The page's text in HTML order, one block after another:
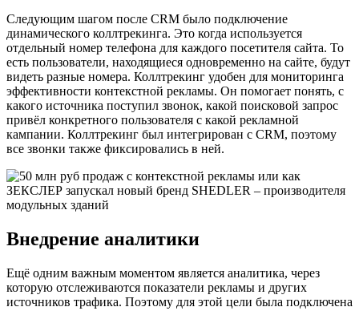
Следующим шагом после CRM было подключение
динамического коллтрекинга. Это когда используется
отдельный номер телефона для каждого посетителя сайта. То
есть пользователи, находящиеся одновременно на сайте, будут
видеть разные номера. Коллтрекинг удобен для мониторинга
эффективности контекстной рекламы. Он помогает понять, с
какого источника поступил звонок, какой поисковой запрос
привёл конкретного пользователя с какой рекламной
кампании. Коллтрекинг был интегрирован с CRM, поэтому
все звонки также фиксировались в ней.
Внедрение аналитики
Ещё одним важным моментом является аналитика, через
которую отслеживаются показатели рекламы и других
источников трафика. Поэтому для этой цели была подключена